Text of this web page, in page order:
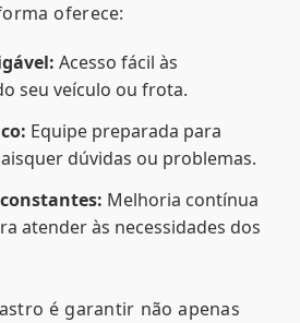
oferece:
Acesso fácil às
seu veículo ou frota.
Equipe preparada para
dúvidas ou problemas.
Melhoria contínua
atender às necessidades dos
é garantir não apenas